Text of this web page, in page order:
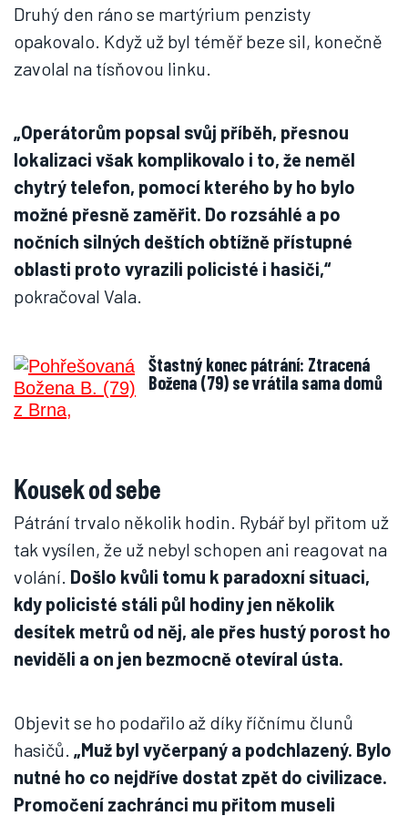
Druhý den ráno se martýrium penzisty
opakovalo. Když už byl téměř beze sil, konečně
zavolal na tísňovou linku.
„Operátorům popsal svůj příběh, přesnou
lokalizaci však komplikovalo i to, že neměl
chytrý telefon, pomocí kterého by ho bylo
možné přesně zaměřit. Do rozsáhlé a po
nočních silných deštích obtížně přístupné
oblasti proto vyrazili policisté i hasiči,“
pokračoval Vala.
Štastný konec pátrání: Ztracená
Božena (79) se vrátila sama domů
Kousek od sebe
Pátrání trvalo několik hodin. Rybář byl přitom už
tak vysílen, že už nebyl schopen ani reagovat na
volání. Došlo kvůli tomu k paradoxní situaci,
kdy policisté stáli půl hodiny jen několik
desítek metrů od něj, ale přes hustý porost ho
neviděli a on jen bezmocně otevíral ústa.
Objevit se ho podařilo až díky říčnímu člunů
hasičů. „Muž byl vyčerpaný a podchlazený. Bylo
nutné ho co nejdříve dostat zpět do civilizace.
Promočení zachránci mu přitom museli